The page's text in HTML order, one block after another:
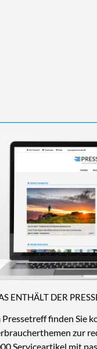
ENTHÄLT DER
Pressetreff finden Sie
zur
Serviceartikel mit